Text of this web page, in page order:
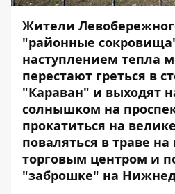
Жители
"районные
наступлением тепла
перестают греться в
"Караван" и выходят
солнышком на
прокатиться на
поваляться в траве на
торговым центром и
"заброшке" на